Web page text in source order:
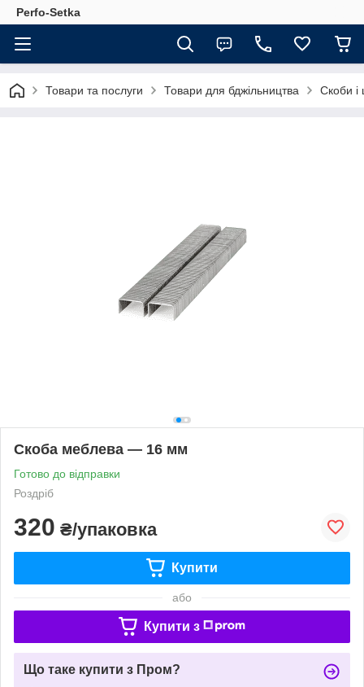
Perfo-Setka
Товари та послуги Товари для бджільництва Скоби і
Скоба меблева — 16 мм
Готово до відправки
Роздріб
320 ₴/упаковка
Купити
або
Купити з
Що таке купити з Пром?